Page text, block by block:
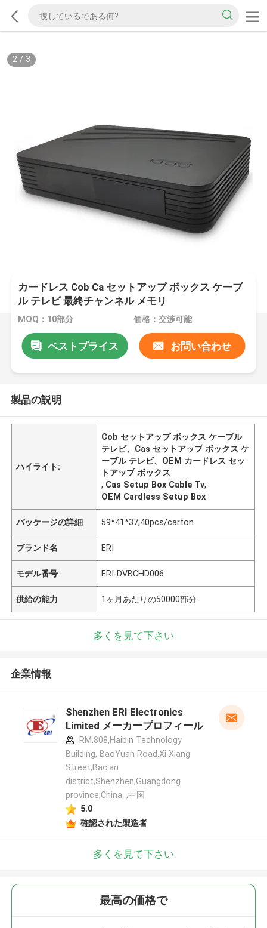
2/ 3
カードレス Cob Ca セットアップ ボックス ケーブ
ル テレビ 最終チャンネル メモリ
MOQ：10部分 価格：交渉可能
ベストプライス お問い合わせ
製品の説明
ハイライト:
Cob セットアップ ボックス ケーブル
テレビ、Cas セットアップ ボックス ケ
ーブル テレビ、OEM カードレス セッ
トアップ ボックス
, Cas Setup Box Cable Tv,
OEM Cardless Setup Box
パッケージの詳細 59*41*37;40pcs/carton
ブランド名 ERI
モデル番号 ERI-DVBCHD006
供給の能力 1ヶ月あたりの50000部分
多くを見て下さい
企業情報
Shenzhen ERI Electronics
Limited メーカープロフィール
RM.808,Haibin Technology
Building, BaoYuan Road,Xi Xiang
Street,Bao'an
district,Shenzhen,Guangdong
province,China. ,中国
5.0
確認された製造者
多くを見て下さい
最高の価格で